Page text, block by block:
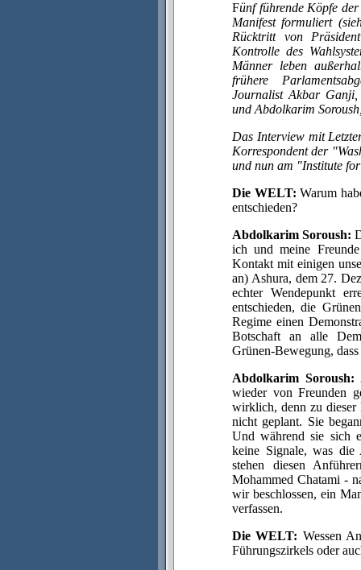
Fünf führende Köpfe
Manifest formuliert
Rücktritt von
Kontrolle des
Männer leben
frühere
Journalist Akbar Ganji,
und Abdolkarim
Das Interview mit
Korrespondent der
und nun am "Institute
Die WELT: Warum
entschieden?
Abdolkarim Soroush:
ich und meine
Kontakt mit einigen
an) Ashura, dem 27.
echter Wendepunkt
entschieden, die
Regime einen
Botschaft an alle
Grünen-Bewegung,
Abdolkarim Soroush:
wieder von Freunden
wirklich, denn zu dieser
nicht geplant. Sie
Und während sie sich
keine Signale, was
stehen diesen
Mohammed Chatami -
wir beschlossen, ein
verfassen.
Die WELT: Wessen
Führungszirkels oder